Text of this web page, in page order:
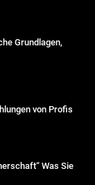
Grundlagen,
von Profis
Was Sie